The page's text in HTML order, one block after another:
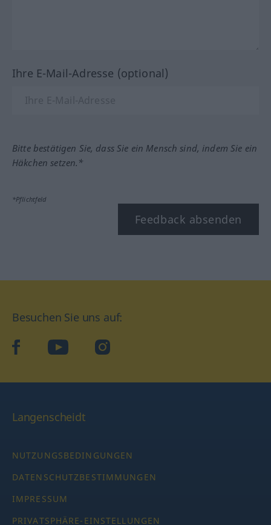
Ihre E-Mail-Adresse (optional)
Bitte bestätigen Sie, dass Sie ein Mensch sind, indem Sie ein
Häkchen setzen.*
*Pflichtfeld
Feedback absenden
Besuchen Sie uns auf:
facebookYouTube Instagram
Langenscheidt
NUTZUNGSBEDINGUNGEN
DATENSCHUTZBESTIMMUNGEN
IMPRESSUM
PRIVATSPHÄRE-EINSTELLUNGEN